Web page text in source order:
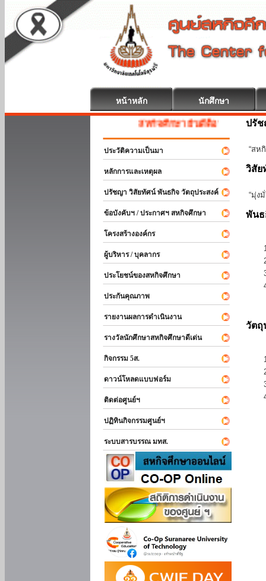
หน้าหลัก นักศึกษา
สหกิจศึกษา ยินดีต้อนรับ
ประวัติความเป็นมา
หลักการและเหตุผล
ปรัชญา วิสัยทัศน์ พันธกิจ วัตถุประสงค์
ข้อบังคับฯ / ประกาศฯ สหกิจศึกษา
โครงสร้างองค์กร
ผู้บริหาร / บุคลากร
ประโยชน์ของสหกิจศึกษา
ประกันคุณภาพ
รายงานผลการดำเนินงาน
รางวัลนักศึกษาสหกิจศึกษาดีเด่น
กิจกรรม 5ส.
ดาวน์โหลดแบบฟอร์ม
ติดต่อศูนย์ฯ
ปฏิทินกิจกรรมศูนย์ฯ
ระบบสารบรรณ มทส.
ปรั
“สห
วิสัย
“มุ่ง
พัน
วัตถุ